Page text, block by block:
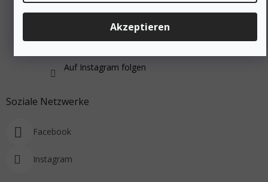
Akzeptieren
Auf Instagram folgen
Soziale Netzwerke
Facebook
Instagram